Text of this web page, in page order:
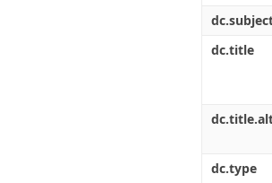
dc.title
dc.type